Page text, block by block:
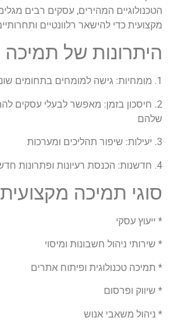
הטכנולוגיים המהירים, עסקים רבים
מקצועית כדי להישאר רלוונטיים
היתרונות של
1. מומחיות: גישה למומחים בתחומים שונים
2. חיסכון בזמן: מאפשר לבעלי עסקים
שלהם
3. יעילות: שיפור תהליכים ומערכות
4. חדשנות: הכנסת רעיונות ופתרונות חדשים לעסק
סוגי תמיכה מקצועית
* ייעוץ עסקי
* שירותי ניהול חשבונות ומיסוי
* תמיכה טכנולוגית ופיתוח אתרים
* שיווק ופרסום
* ניהול משאבי אנוש